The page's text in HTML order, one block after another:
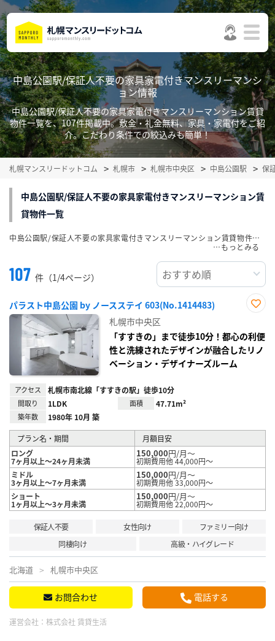
中島公園駅/保証人不要の家具家電付きマンスリーマンシ
ョン情報
中島公園駅/保証人不要の家具家電付きマンスリーマンション賃貸
物件一覧を、107件掲載中。敷金・礼金無料、家具・家電付をご紹
介。こだわり条件での絞込みも簡単！
札幌マンスリードットコム 札幌市 札幌市中央区 中島公園駅 保
中島公園駅/保証人不要の家具家電付きマンスリーマンション賃
貸物件一覧
107 件（1/4ページ）
パラスト中島公園 by ノースステイ 603(No.1414483)
り登
録
札幌市中央区
「すすきの」まで徒歩10分！都心の利便
性と洗練されたデザインが融合したリノ
ベーション・デザイナーズルーム
アクセス 札幌市南北線「すすきの駅」徒歩10分
間取り 1LDK 面積 47.71m²
築年数 1980年 10月 築
プラン名・期間
月額目安
ロング
7ヶ月以上～24ヶ月未満
150,000円/月～
初期費用他 44,000円～
ミドル
3ヶ月以上～7ヶ月未満
150,000円/月～
初期費用他 33,000円～
ショート
1ヶ月以上～3ヶ月未満
150,000円/月～
初期費用他 22,000円～
保証人不要 女性向け
ファミリー向け
同棲向け
高級・ハイグレード
北海道 札幌市中央区
お問合わせ 電話する
運営会社： 株式会社 賃貸生活
中島公園駅/保証人不要の家具家電付きマンスリーマンション賃貸物件一覧を、107件掲載中。敷金・礼金無料、家具・家電付をご紹介。こだわり条件での絞込みも簡単！
…